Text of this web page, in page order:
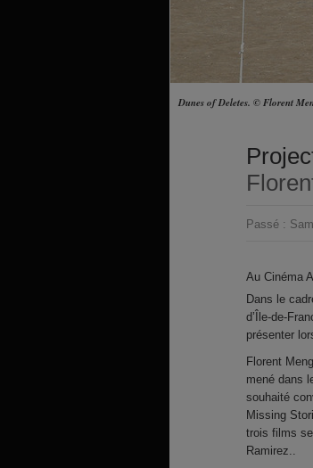
Dunes of Deletes. © Florent
Passé :
Au Cinéma
Dans le
d’Île-de-
présenter
Florent
mené dans
souhaité
Missing
trois films
Ramirez..